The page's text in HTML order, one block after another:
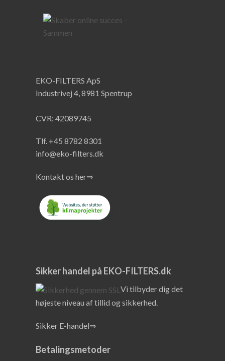
EKO-FILTERS ApS
Industrivej 4, 8981 Spentrup
CVR: 42089745
Tlf. +45 8782 8301
info@eko-filters.dk
Kontakt os her⇒
Sikker handel på EKO-FILTERS.dk
Vi tilbyder dig det
højeste niveau af tillid og sikkerhed.
Sikker E-handel⇒
Betalingsmetoder